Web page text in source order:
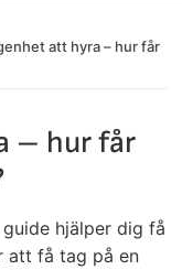
att hyra – hur får
– hur får
hjälper dig få
att få tag på en